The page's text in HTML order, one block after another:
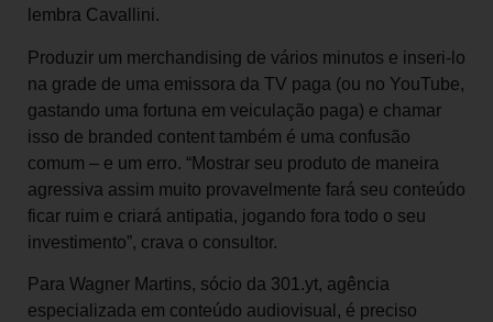
lembra Cavallini.
Produzir um merchandising de vários minutos e inseri-lo
na grade de uma emissora da TV paga (ou no YouTube,
gastando uma fortuna em veiculação paga) e chamar
isso de branded content também é uma confusão
comum – e um erro. “Mostrar seu produto de maneira
agressiva assim muito provavelmente fará seu conteúdo
ficar ruim e criará antipatia, jogando fora todo o seu
investimento”, crava o consultor.
Para Wagner Martins, sócio da 301.yt, agência
especializada em conteúdo audiovisual, é preciso